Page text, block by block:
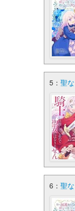
5： 聖
6： 聖